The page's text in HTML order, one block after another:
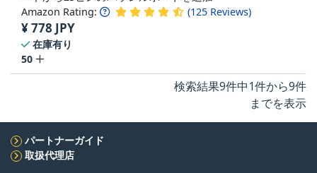
Amazon Rating: (125 Reviews)
¥778 JPY
在庫有り
50
検索結果9件中1件から9件
までを表示
パートナーガイド
取扱代理店